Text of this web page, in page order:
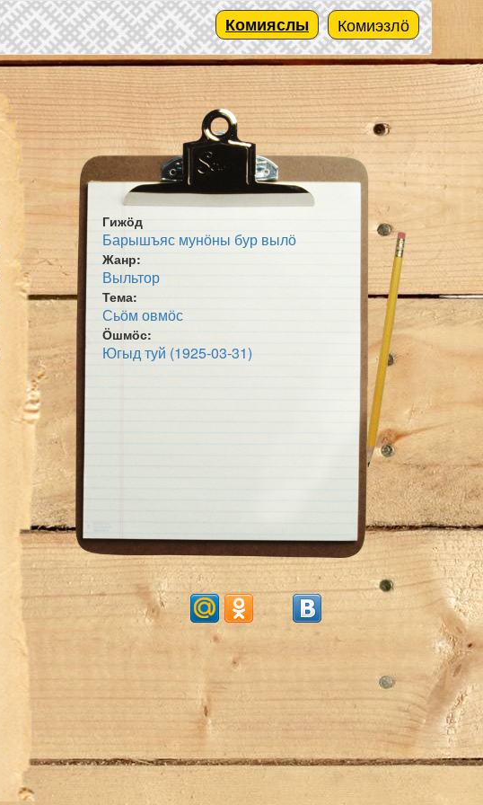
Комиэзлӧ
Комияслы
Гижӧд
Барышъяс мунӧны бур вылӧ
Жанр:
Выльтор
Тема:
Сьӧм овмӧс
Ӧшмӧс:
Югыд туй (1925-03-31)